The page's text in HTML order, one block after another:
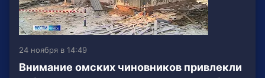
24 ноября в 14:49
Внимание омских чиновников привлекли